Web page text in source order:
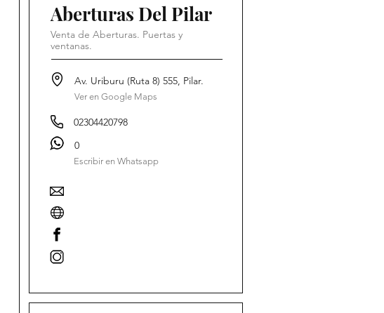
Aberturas Del Pilar
Venta de Aberturas. Puertas y
ventanas.
Av. Uriburu (Ruta 8) 555, Pilar.
Ver en Google Maps
02304420798
0
Escribir en Whatsapp